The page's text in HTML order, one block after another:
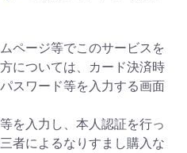
ページ等でこのサービスを
については、カード決済時
スワード等を入力する画面
を入力し、本人認証を行っ
者によるなりすまし購入な